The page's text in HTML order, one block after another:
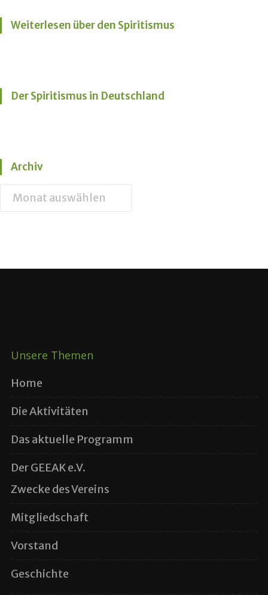
Weiterlesen über den Spiritismus
Der Spiritismus in Deutschland
Archiv
Unsere Themen
Home
Die Aktivitäten
Das aktuelle Programm
Der GEEAK e.V.
Zwecke des Vereins
Mitgliedschaft
Vorstand
Geschichte